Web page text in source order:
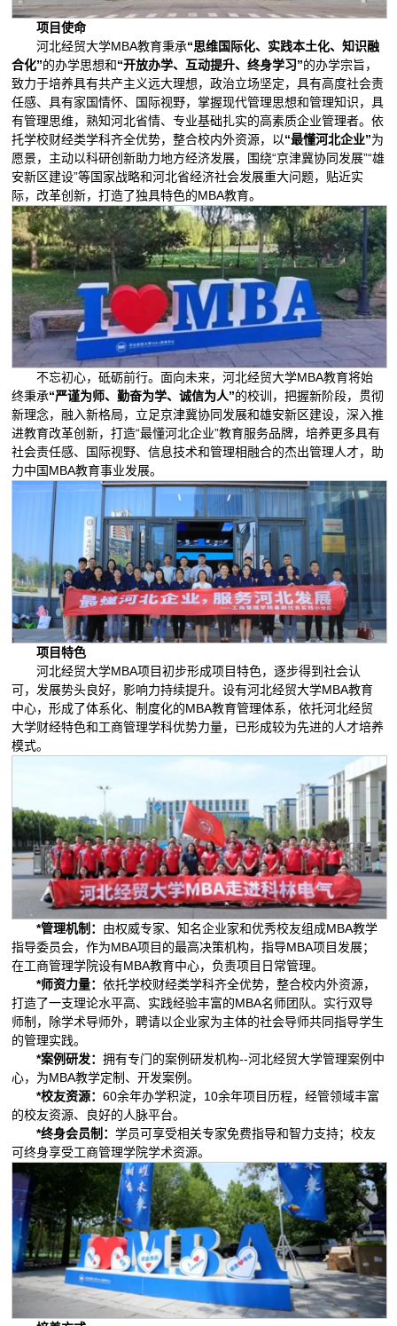
项目使命
河北经贸大学MBA教育秉承“思维国际化、实践本土化、知识融
合化”的办学思想和“开放办学、互动提升、终身学习”的办学宗旨，
致力于培养具有共产主义远大理想，政治立场坚定，具有高度社会责
任感、具有家国情怀、国际视野，掌握现代管理思想和管理知识，具
有管理思维，熟知河北省情、专业基础扎实的高素质企业管理者。依
托学校财经类学科齐全优势，整合校内外资源，以“最懂河北企业”为
愿景，主动以科研创新助力地方经济发展，围绕“京津冀协同发展”“雄
安新区建设”等国家战略和河北省经济社会发展重大问题，贴近实
际，改革创新，打造了独具特色的MBA教育。
不忘初心，砥砺前行。面向未来，河北经贸大学MBA教育将始
终秉承“严谨为师、勤奋为学、诚信为人”的校训，把握新阶段，贯彻
新理念，融入新格局，立足京津冀协同发展和雄安新区建设，深入推
进教育改革创新，打造“最懂河北企业”教育服务品牌，培养更多具有
社会责任感、国际视野、信息技术和管理相融合的杰出管理人才，助
力中国MBA教育事业发展。
项目特色
河北经贸大学MBA项目初步形成项目特色，逐步得到社会认
可，发展势头良好，影响力持续提升。设有河北经贸大学MBA教育
中心，形成了体系化、制度化的MBA教育管理体系，依托河北经贸
大学财经特色和工商管理学科优势力量，已形成较为先进的人才培养
模式。
*管理机制： 由权威专家、知名企业家和优秀校友组成MBA教学
指导委员会，作为MBA项目的最高决策机构，指导MBA项目发展；
在工商管理学院设有MBA教育中心，负责项目日常管理。
*师资力量：依托学校财经类学科齐全优势，整合校内外资源，
打造了一支理论水平高、实践经验丰富的MBA名师团队。实行双导
师制，除学术导师外，聘请以企业家为主体的社会导师共同指导学生
的管理实践。
*案例研发：拥有专门的案例研发机构--河北经贸大学管理案例中
心，为MBA教学定制、开发案例。
*校友资源：60余年办学积淀，10余年项目历程，经管领域丰富
的校友资源、良好的人脉平台。
*终身会员制：学员可享受相关专家免费指导和智力支持；校友
可终身享受工商管理学院学术资源。